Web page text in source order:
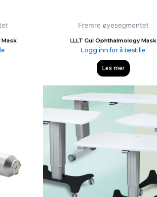
Mask
Fremre øyesegmentet
LLLT Gul Ophthalmology Mask
Logg inn for å bestille
Les mer